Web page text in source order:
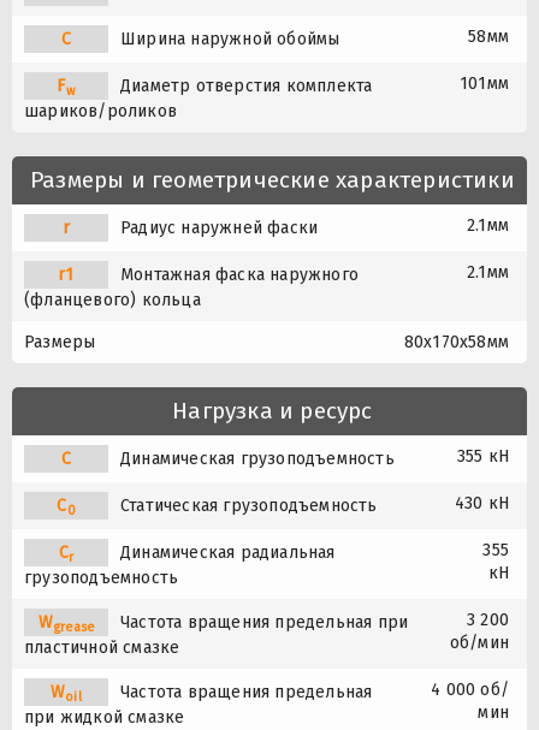
C Ширина наружной обоймы 58мм
Fw
Диаметр отверстия комплекта
шариков/роликов
101мм
Размеры и геометрические характеристики
r Радиус наружней фаски 2.1мм
r1
Монтажная фаска наружного
(фланцевого) кольца
2.1мм
Размеры 80x170x58мм
Нагрузка и ресурс
C Динамическая грузоподъемность 355 кН
C0 Статическая грузоподъемность 430 кН
Cr
Динамическая радиальная
грузоподъемность
355
кН
Wgrease
Частота вращения предельная при
пластичной смазке
3 200
об/мин
Woil
Частота вращения предельная
при жидкой смазке
4 000 об/
мин